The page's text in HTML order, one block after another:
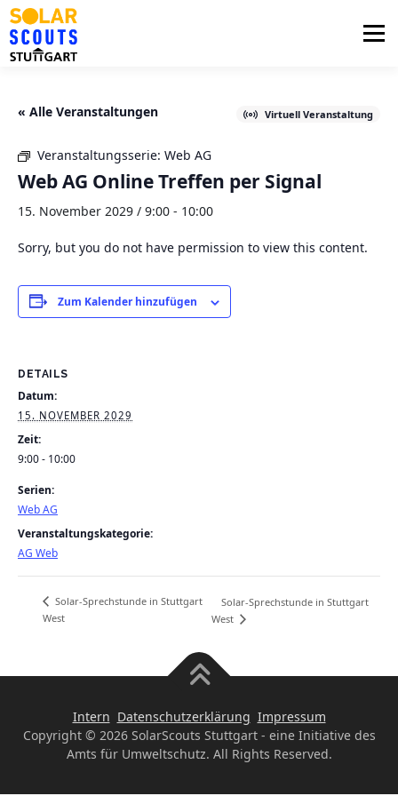
Zum
Inhalt
springen
Menü
« Alle Veranstaltungen Virtuell Veranstaltung
Veranstaltungsserie: Web AG
Web AG Online Treffen per Signal
15. November 2029 / 9:00 - 10:00
Sorry, but you do not have permission to view this content.
Zum Kalender hinzufügen
DETAILS
Datum:
15. NOVEMBER 2029
Zeit:
9:00 - 10:00
Serien:
Web AG
Veranstaltungskategorie:
AG Web
Solar-Sprechstunde in Stuttgart
West
Solar-Sprechstunde in Stuttgart
West
Intern Datenschutzerklärung Impressum
Copyright © 2026 SolarScouts Stuttgart - eine Initiative des
Amts für Umweltschutz. All Rights Reserved.